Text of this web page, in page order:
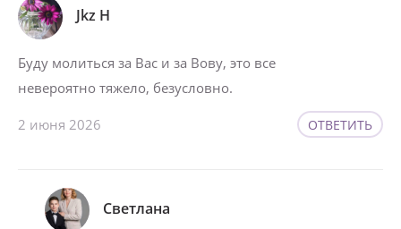
Jkz H
Буду молиться за Вас и за Вову, это все
невероятно тяжело, безусловно.
2 июня 2026 ОТВЕТИТЬ
Светлана